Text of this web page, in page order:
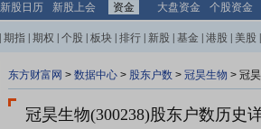
新股日历 新股上会 资金 大盘资金 个股资金
期指 期权 个股 板块 排行 新股 基金 港股 美股
东方财富网 > 数据中心 > 股东户数 > 冠昊生物 > 冠
冠昊生物(300238)股东户数历史